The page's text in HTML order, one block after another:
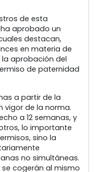
de esta
aprobado un
destacan,
en materia de
la aprobación del
de paternidad
a partir de la
vigor de la norma.
a 12 semanas, y
lo importante
sino la
no simultáneas.
cogerán al mismo